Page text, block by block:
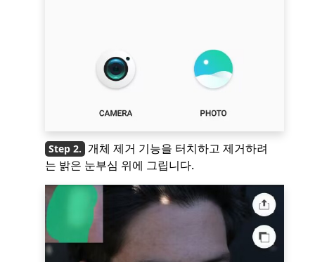
개체 제거 기능을 터치하고 제거하려
는 밝은 눈부심 위에 그립니다.